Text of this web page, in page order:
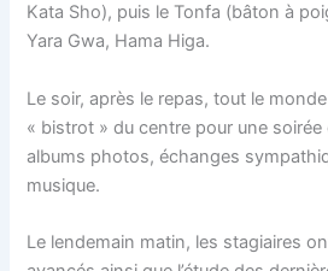
Kata Sho), puis le Tonfa (bâton à
Yara Gwa, Hama Higa.
Le soir, après le repas, tout le monde
« bistrot » du centre pour une soirée
albums photos, échanges
musique.
Le lendemain matin, les stagiaires